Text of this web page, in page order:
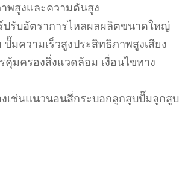
พสูงและความดันสูง
ปรับอัตราการไหลผลผลิตขนาดใหญ่
ปั๊มความเร็วสูงประสิทธิภาพสูงเสียง
คุ้มครองสิ่งแวดล้อม เงื่อนไขทาง
เช่นแนวนอนสี่กระบอกลูกสูบปั๊มลูกสูบ